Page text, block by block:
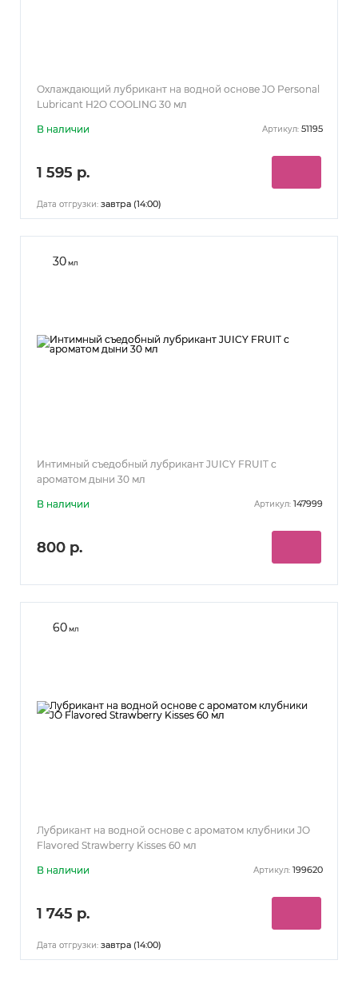
Охлаждающий лубрикант на водной основе JO Personal
Lubricant H2O COOLING 30 мл
В наличии Артикул: 51195
1 595 р.
Дата отгрузки: завтра (14:00)
30мл
Интимный съедобный лубрикант JUICY FRUIT с
ароматом дыни 30 мл
В наличии Артикул: 147999
800 р.
60мл
Лубрикант на водной основе с ароматом клубники JO
Flavored Strawberry Kisses 60 мл
В наличии Артикул: 199620
1 745 р.
Дата отгрузки: завтра (14:00)